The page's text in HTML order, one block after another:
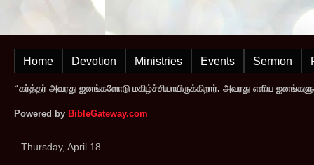
Home Devotion Ministries Events Sermon
“கர்த்தர் அவரது ஜனங்களோடு மகிழ்ச்சியாயிருக்கிறார். அவரது எளிய
Powered by BibleGateway.com
Thursday, April 18